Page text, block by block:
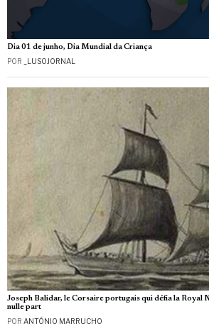
Dia 01 de junho, Dia Mundial da Criança
POR _LUSOJORNAL
Joseph Balidar, le Corsaire portugais qui défia la Royal
nulle part
POR ANTÓNIO MARRUCHO